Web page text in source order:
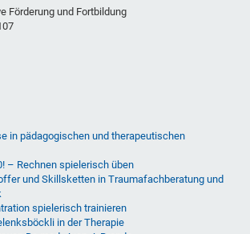
Förderung und Fortbildung
in pädagogischen und therapeutischen
– Rechnen spielerisch üben
und Skillsketten in Traumafachberatung und
spielerisch trainieren
in der Therapie